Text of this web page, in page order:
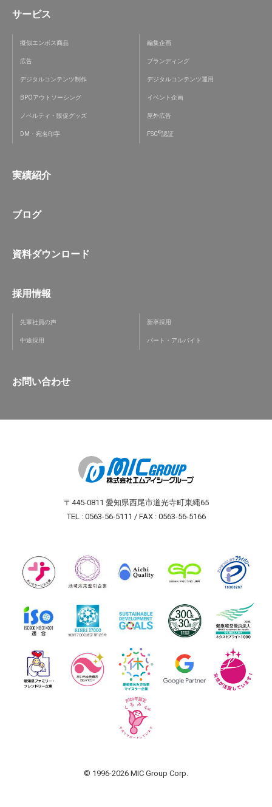
サービス
擬似エンボス商品 編集企画
広告 ブランディング
デジタルコンテンツ制作 デジタルコンテンツ運用
BPOアウトソーシング イベント企画
ノベルティ・販促グッズ 屋外広告
DM・宛名印字 FSC®認証
実績紹介
ブログ
資料ダウンロード
採用情報
先輩社員の声 新卒採用
中途採用 パート・アルバイト
お問い合わせ
〒445-0811 愛知県西尾市道光寺町東縄65
TEL : 0563-56-5111 / FAX : 0563-56-5166
© 1996-2026 MIC Group Corp.